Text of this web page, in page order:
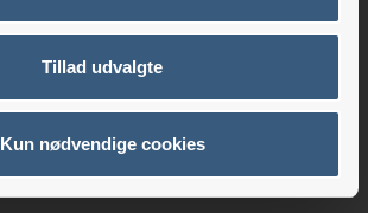
Tillad udvalgte
Kun nødvendige cookies